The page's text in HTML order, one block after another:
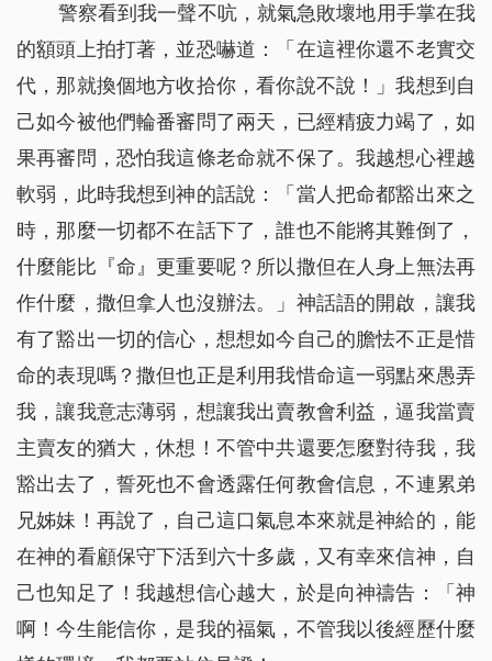
警察看到我一聲不吭，就氣急敗壞地用手掌在我
的額頭上拍打著，並恐嚇道：「在這裡你還不老實交
代，那就換個地方收拾你，看你說不說！」我想到自
己如今被他們輪番審問了兩天，已經精疲力竭了，如
果再審問，恐怕我這條老命就不保了。我越想心裡越
軟弱，此時我想到神的話說：「 當人把命都豁出來之
時，那麼一切都不在話下了，誰也不能將其難倒了，
什麼能比『命』更重要呢？所以撒但在人身上無法再
作什麼，撒但拿人也沒辦法。
」神話語的開啟，讓我
有了豁出一切的信心，想想如今自己的膽怯不正是惜
命的表現嗎？撒但也正是利用我惜命這一弱點來愚弄
我，讓我意志薄弱，想讓我出賣教會利益，逼我當賣
主賣友的猶大，休想！不管中共還要怎麼對待我，我
豁出去了，誓死也不會透露任何教會信息，不連累弟
兄姊妹！再說了，自己這口氣息本來就是神給的，能
在神的看顧保守下活到六十多歲，又有幸來信神，自
己也知足了！我越想信心越大，於是向神禱告：「神
啊！今生能信你，是我的福氣，不管我以後經歷什麼